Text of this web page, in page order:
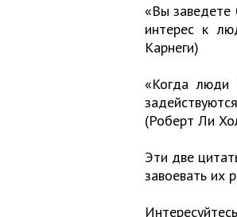
«Вы заведете
интерес к
Карнеги)
«Когда люди
(Роберт Ли
Эти две
завоевать их